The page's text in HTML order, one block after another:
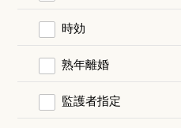
時効
熟年離婚
監護者指定